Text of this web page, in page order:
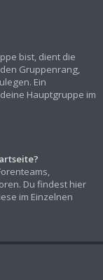
bist, dient die
Gruppenrang,
Ein
Hauptgruppe im
Du findest hier
im Einzelnen